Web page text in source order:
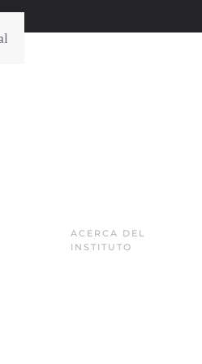
ACERCA DEL
INSTITUTO